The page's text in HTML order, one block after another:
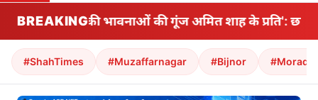
BREAKING
'विपक्ष की भावनाओं की गूंज अमित शाह के प्रति': छात्र
#ShahTimes #Muzaffarnagar #Bijnor